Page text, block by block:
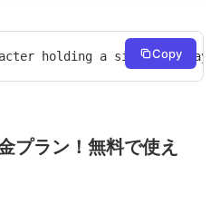
holding a sign that
Copy
プラン！無料で使え